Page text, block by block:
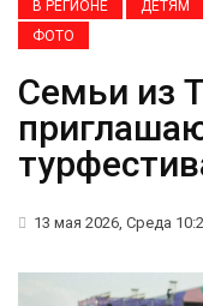
В РЕГИОНЕ ДЕТЯМ
ФОТО
Семьи из
13 мая 2026, Среда